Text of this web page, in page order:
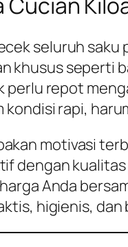
seluruh
khusus seperti
perlu repot
kondisi rapi,
motivasi
dengan
Anda
higienis, dan